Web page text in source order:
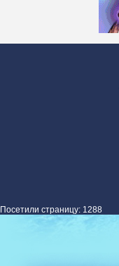
Посетили страницу: 1288